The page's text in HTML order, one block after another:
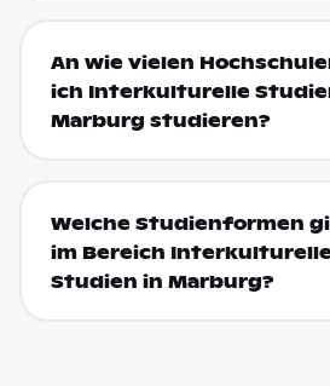
An wie vielen
ich Interkulturelle
Marburg studieren?
Welche Studienformen
im Bereich
Studien in Marburg?